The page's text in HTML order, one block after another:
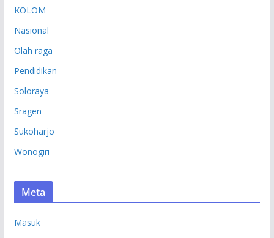
KOLOM
Nasional
Olah raga
Pendidikan
Soloraya
Sragen
Sukoharjo
Wonogiri
Meta
Masuk